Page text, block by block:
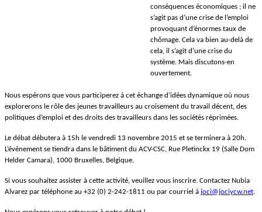
conséquences économiques ; il ne
s’agit pas d’une crise de l’emploi
provoquant d’énormes taux de
chômage. Cela va bien au-delà de
cela, il s’agit d’une crise du
système. Mais discutons-en
ouvertement.
Nous espérons que vous participerez à cet échange d’idées dynamique où nous
explorerons le rôle des jeunes travailleurs au croisement du travail décent, des
politiques d’emploi et des droits des travailleurs dans les sociétés réprimées.
Le débat débutera à 15h le vendredi 13 novembre 2015 et se terminera à 20h.
L’évènement se tiendra dans le bâtiment du ACV-CSC, Rue Pletinckx 19 (Salle Dom
Helder Camara), 1000 Bruxelles, Belgique.
Si vous souhaitez assister à cette activité, veuillez vous inscrire. Contactez Nubia
Alvarez par téléphone au +32 (0) 2-242-1811 ou par courriel à joci@jociycw.net.